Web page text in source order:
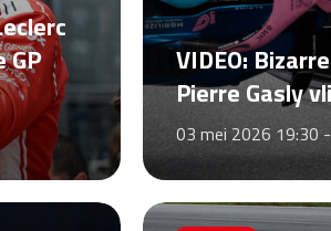
VIDEO:
Pierre Gasly
03 mei 2026 19:30 -